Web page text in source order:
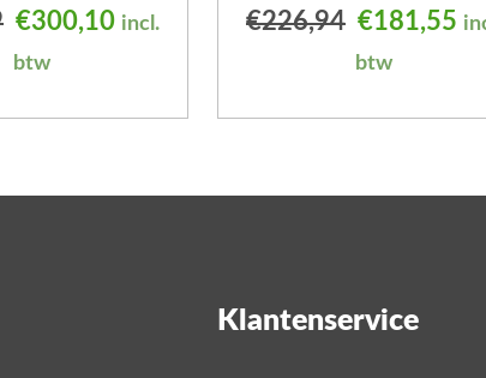
Oorspronkelijke prijs was: €387,99.
€300,10Huidige prijs is: €300,10.
incl.
btw
€226,94 €181,55
btw
Klantenservice